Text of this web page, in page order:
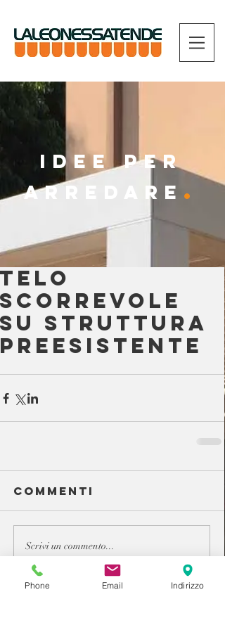
IDEE PER
ARREDARE .
Telo
scorrevole
su struttura
preesistente
Commenti
Scrivi un commento...
Phone Email Indirizzo